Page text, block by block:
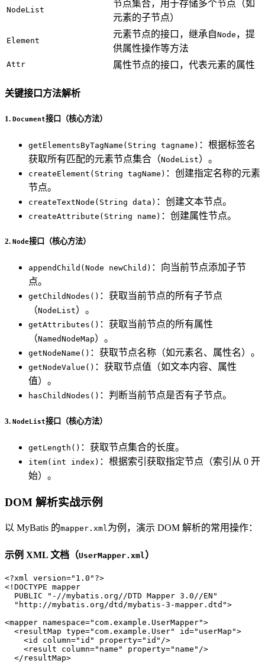
NodeList
节点集合，用于存储多个节点（如
元素的子节点）
Element
元素节点的接口，继承自Node ，提
供属性操作等方法
Attr 属性节点的接口，代表元素的属性
关键接口方法解析
1. Document接口（核心方法）
getElementsByTagName(String tagname) ：根据标签名
获取所有匹配的元素节点集合（NodeList）。
createElement(String tagName) ：创建指定名称的元素
节点。
createTextNode(String data) ：创建文本节点。
createAttribute(String name) ：创建属性节点。
2. Node接口（核心方法）
appendChild(Node newChild) ：向当前节点添加子节
点。
getChildNodes() ：获取当前节点的所有子节点
（NodeList ）。
getAttributes() ：获取当前节点的所有属性
（NamedNodeMap ）。
getNodeName() ：获取节点名称（如元素名、属性名）。
getNodeValue() ：获取节点值（如文本内容、属性
值）。
hasChildNodes() ：判断当前节点是否有子节点。
3. NodeList接口（核心方法）
getLength() ：获取节点集合的长度。
item(int index) ：根据索引获取指定节点（索引从 0 开
始）。
DOM 解析实战示例
以 MyBatis 的mapper.xml为例，演示 DOM 解析的常用操作：
示例 XML 文档（UserMapper.xml ）
<?xml version="1.0" ?>
<!DOCTYPE mapper
PUBLIC
"-//mybatis.org//DTD Mapper 3.0//EN"
"http://mybatis.org/dtd/mybatis-3-mapper.dtd">
<mapper namespace="com.example.UserMapper">
<resultMap type="com.example.User" id="userMap">
<id column="id" property="id" />
<result column="name" property="name" />
</ resultMap>